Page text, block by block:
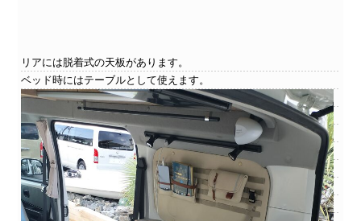
リアには脱着式の天板があります。
ベッド時にはテーブルとして使えます。